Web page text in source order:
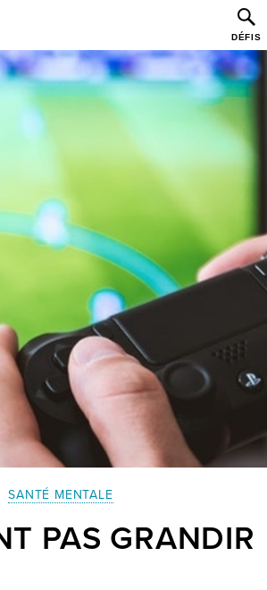
DÉFIS
SANTÉ MENTALE
PAS GRANDIR